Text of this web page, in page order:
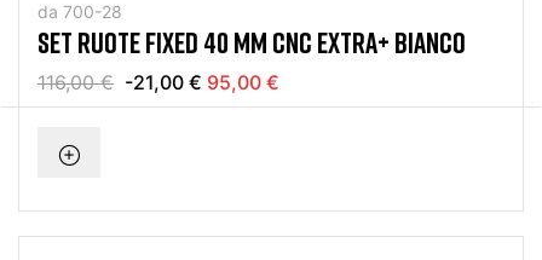
da 700-28
SET RUOTE FIXED 40 MM CNC EXTRA+ BIANCO
116,00 € -21,00 € 95,00 €